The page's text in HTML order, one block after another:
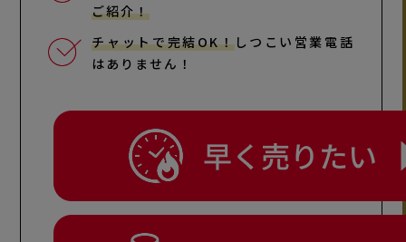
ご紹介！
チャットで完結OK！しつこい営業電話
はありません！